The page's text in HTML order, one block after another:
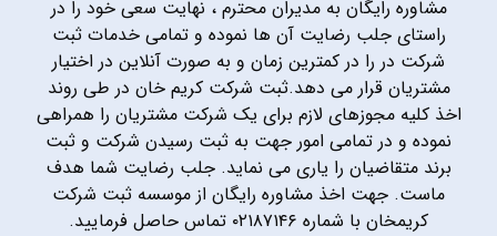
مشاوره رایگان به مدیران محترم ، نهایت سعی خود را در
راستای جلب رضایت آن ها نموده و تمامی خدمات ثبت
شرکت در را در کمترین زمان و به صورت آنلاین در اختیار
مشتریان قرار می دهد.ثبت شرکت کریم خان در طی روند
اخذ کلیه مجوزهای لازم برای یک شرکت مشتریان را همراهی
نموده و در تمامی امور جهت به ثبت رسیدن شرکت و ثبت
برند متقاضیان را یاری می نماید. جلب رضایت شما هدف
ماست. جهت اخذ مشاوره رایگان از موسسه ثبت شرکت
کریمخان با شماره ۰۲۱۸۷۱۴۶ تماس حاصل فرمایید.